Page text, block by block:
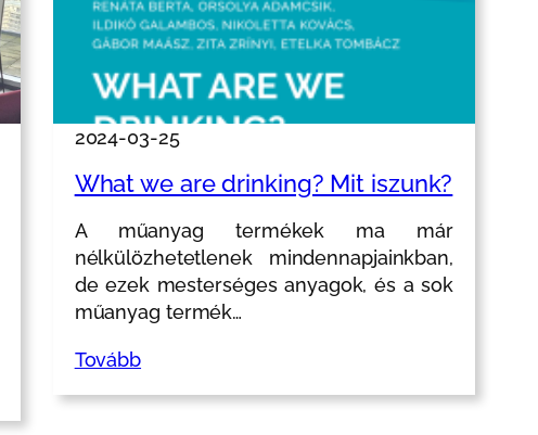
2024-03-25
What we are drinking? Mit iszunk?
A műanyag termékek ma már
nélkülözhetetlenek mindennapjainkban,
de ezek mesterséges anyagok, és a sok
műanyag termék…
Tovább